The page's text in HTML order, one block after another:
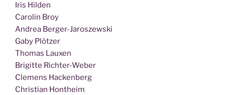
Iris Hilden
Caro­lin Broy
Andrea Berger-Jaroszewski
Gaby Plötzer
Tho­mas Lauxen
Bri­git­te Richter-Weber
Cle­mens Hackenberg
Chris­ti­an Hontheim